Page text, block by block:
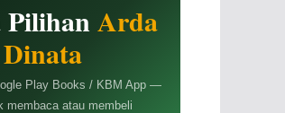
Arda
Dinata
Play Books / KBM App —
membaca atau membeli